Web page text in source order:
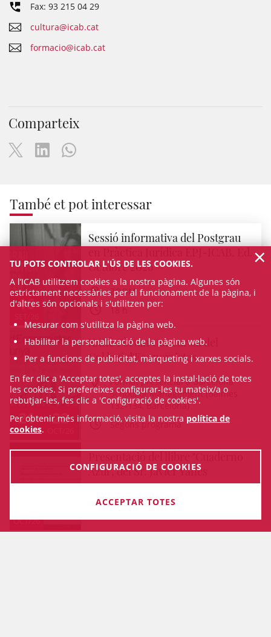
Fax: 93 215 04 29
cultura@icab.cat
formacio@icab.cat
Comparteix
També et pot interessar
16
Sessió informativa del Postgrau
Octubre 2026
ZOOM
18 h
21
OCT/26
22
XXIIè Fòrum Concursal del
Col·legi d'Economistes
Format presencial a Barcelona
School of Management (Balmes
132-134, Barcelona)
Segons programa
OCT/26
Azul", del Sr. Javier Yanes
TU POTS CONTROLAR L'ÚS DE LES COOKIES.
A l’ICAB utilitzem cookies a la nostra pàgina. Algunes són
estrictament necessàries per al funcionament de la pàgina, i
d'altres són opcionals i s'utilitzen per:
Mesurar com s'utilitza la pàgina web.
Habilitar la personalització de la pàgina web.
Per a funcions de publicitat, màrqueting i xarxes socials.
En fer clic a 'Acceptar totes', acceptes la instal·lació de totes
les cookies. Si prefereixes configurar-les tu mateix/a o
rebutjar-les, fes clic a 'Configuració de cookies'.
Per obtenir més informació, visita la nostra política de
cookies.
CONFIGURACIÓ DE COOKIES
ACCEPTAR TOTES
×